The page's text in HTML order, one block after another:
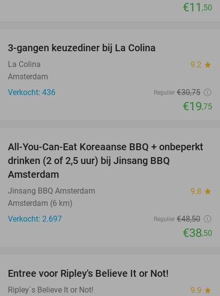
€11 ,50
3-gangen keuzediner bij La Colina
La Colina 9.2 star
Amsterdam
Verkocht: 436
Regulier €30,75
€19,75
21%
All-You-Can-Eat Koreaanse BBQ + onbeperkt
drinken (2 of 2,5 uur) bij Jinsang BBQ
Amsterdam
Jinsang BBQ Amsterdam 9.8 star
Amsterdam (6 km)
Verkocht: 2.697
Regulier €48,50
€38,50
Entree voor Ripley's Believe It or Not!
Ripley´s Believe It or Not! 9.9 star